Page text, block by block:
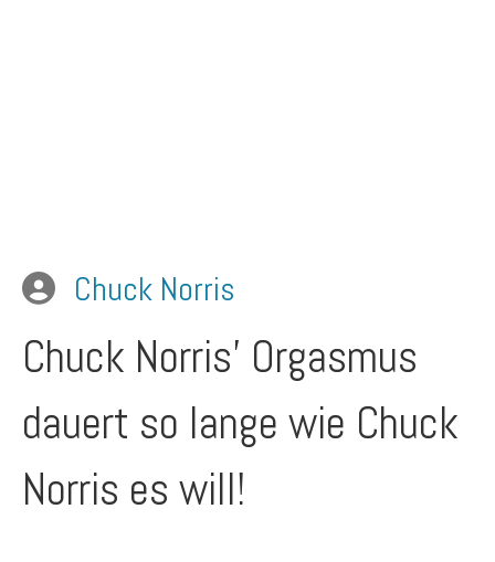
Chuck Norris
Chuck Norris' Orgasmus
dauert so lange wie Chuck
Norris es will!